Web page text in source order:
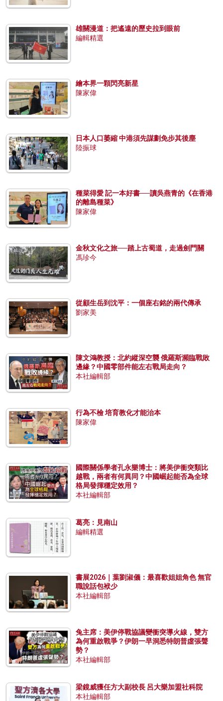
雄關漫道：把遙遠的歷史拉到眼前
編輯精選
繪本界一顆閃亮新星
陳家偉
日本人口萎縮 中港須先謀劃免步其後塵
陸振球
種菜得愛 記一本好書──讀吳燕青的《在香港
的離島種菜》
陳家偉
金秋文化之旅──踏上古蜀道，走過劍門關
馮珍今
從顧生岳到沈平：一個座右銘的兩代傳承
劉家美
陳文鴻教授：北約縱深空襲 俄羅斯瀕臨戰敗
邊緣？中國零部件能左右戰局走向？
本社編輯部
行為不檢 培育教化才能治本
陳家偉
國際關係學者孔永樂博士：將美伊衝突類比
越戰，兩者有何異同？中國崛起能否為全球
格局發揮穩定效用？
本社編輯部
葛亮：見南山
編輯精選
書展2026｜葉劉淑儀：最喜歡姐姐角色 無官
職說話包袱少
本社編輯部
兔主席：美伊停戰協議變衝突導火線，雙方
為何重啟戰爭？伊朗一早洞悉特朗普虛張聲
勢？
本社編輯部
梁鏡威獲任方大副校長 呂大樂加盟社科院
本社編輯部